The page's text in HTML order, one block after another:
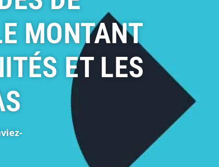
MONTANT
ET LES